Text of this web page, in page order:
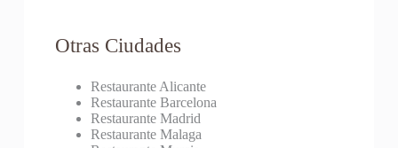
Otras Ciudades
Restaurante Alicante
Restaurante Barcelona
Restaurante Madrid
Restaurante Malaga